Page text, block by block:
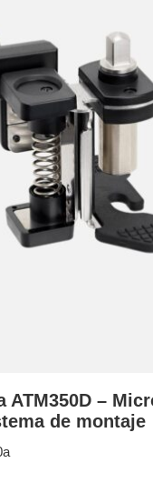
ATM350D –
de montaje